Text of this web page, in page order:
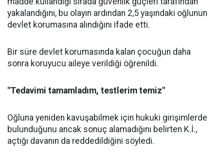
yakalandığını, bu olayın ardından 2,5 yaşındaki oğlunun
devlet korumasına alındığını ifade etti.
Bir süre devlet korumasında kalan çocuğun daha
sonra koruyucu aileye verildiği öğrenildi.
"Tedavimi tamamladım, testlerim temiz"
Oğluna yeniden kavuşabilmek için hukuki girişimlerde
bulunduğunu ancak sonuç alamadığını belirten K.İ.,
açtığı davanın da reddedildiğini söyledi.